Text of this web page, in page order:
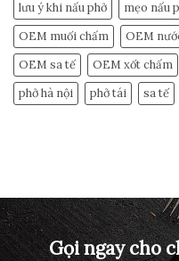
lưu ý khi nấu phở
mẹo nấu
OEM muối chấm
OEM
OEM sa tế
OEM xốt chấm
phở hà nội
phở tái sa tế
Gọi ngay cho